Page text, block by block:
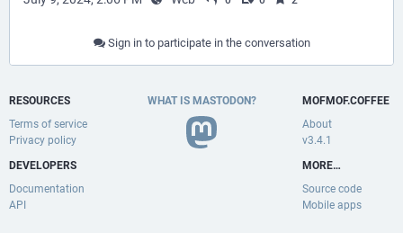
Sign in to participate in the conversation
RESOURCES
Terms of service
Privacy policy
DEVELOPERS
Documentation
API
WHAT IS MASTODON?
MOFMOF.COFFEE
About
v3.4.1
MORE…
Source code
Mobile apps